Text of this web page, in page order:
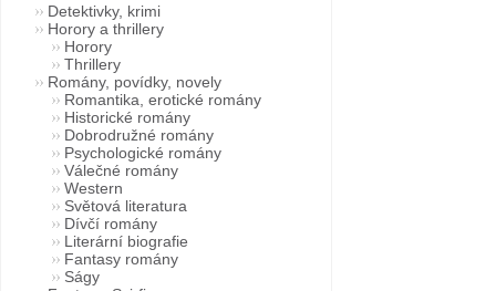
Detektivky, krimi
Horory a thrillery
Horory
Thrillery
Romány, povídky, novely
Romantika, erotické romány
Historické romány
Dobrodružné romány
Psychologické romány
Válečné romány
Western
Světová literatura
Dívčí romány
Literární biografie
Fantasy romány
Ságy